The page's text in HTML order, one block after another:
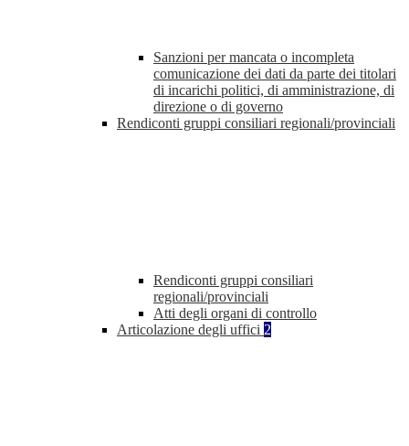
Sanzioni per mancata o incompleta
comunicazione dei dati da parte dei titolari
di incarichi politici, di amministrazione, di
direzione o di governo
Rendiconti gruppi consiliari regionali/provinciali
Rendiconti gruppi consiliari
regionali/provinciali
Atti degli organi di controllo
Articolazione degli uffici 2